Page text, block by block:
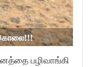
கொலை!!!
பழிவாங்கி